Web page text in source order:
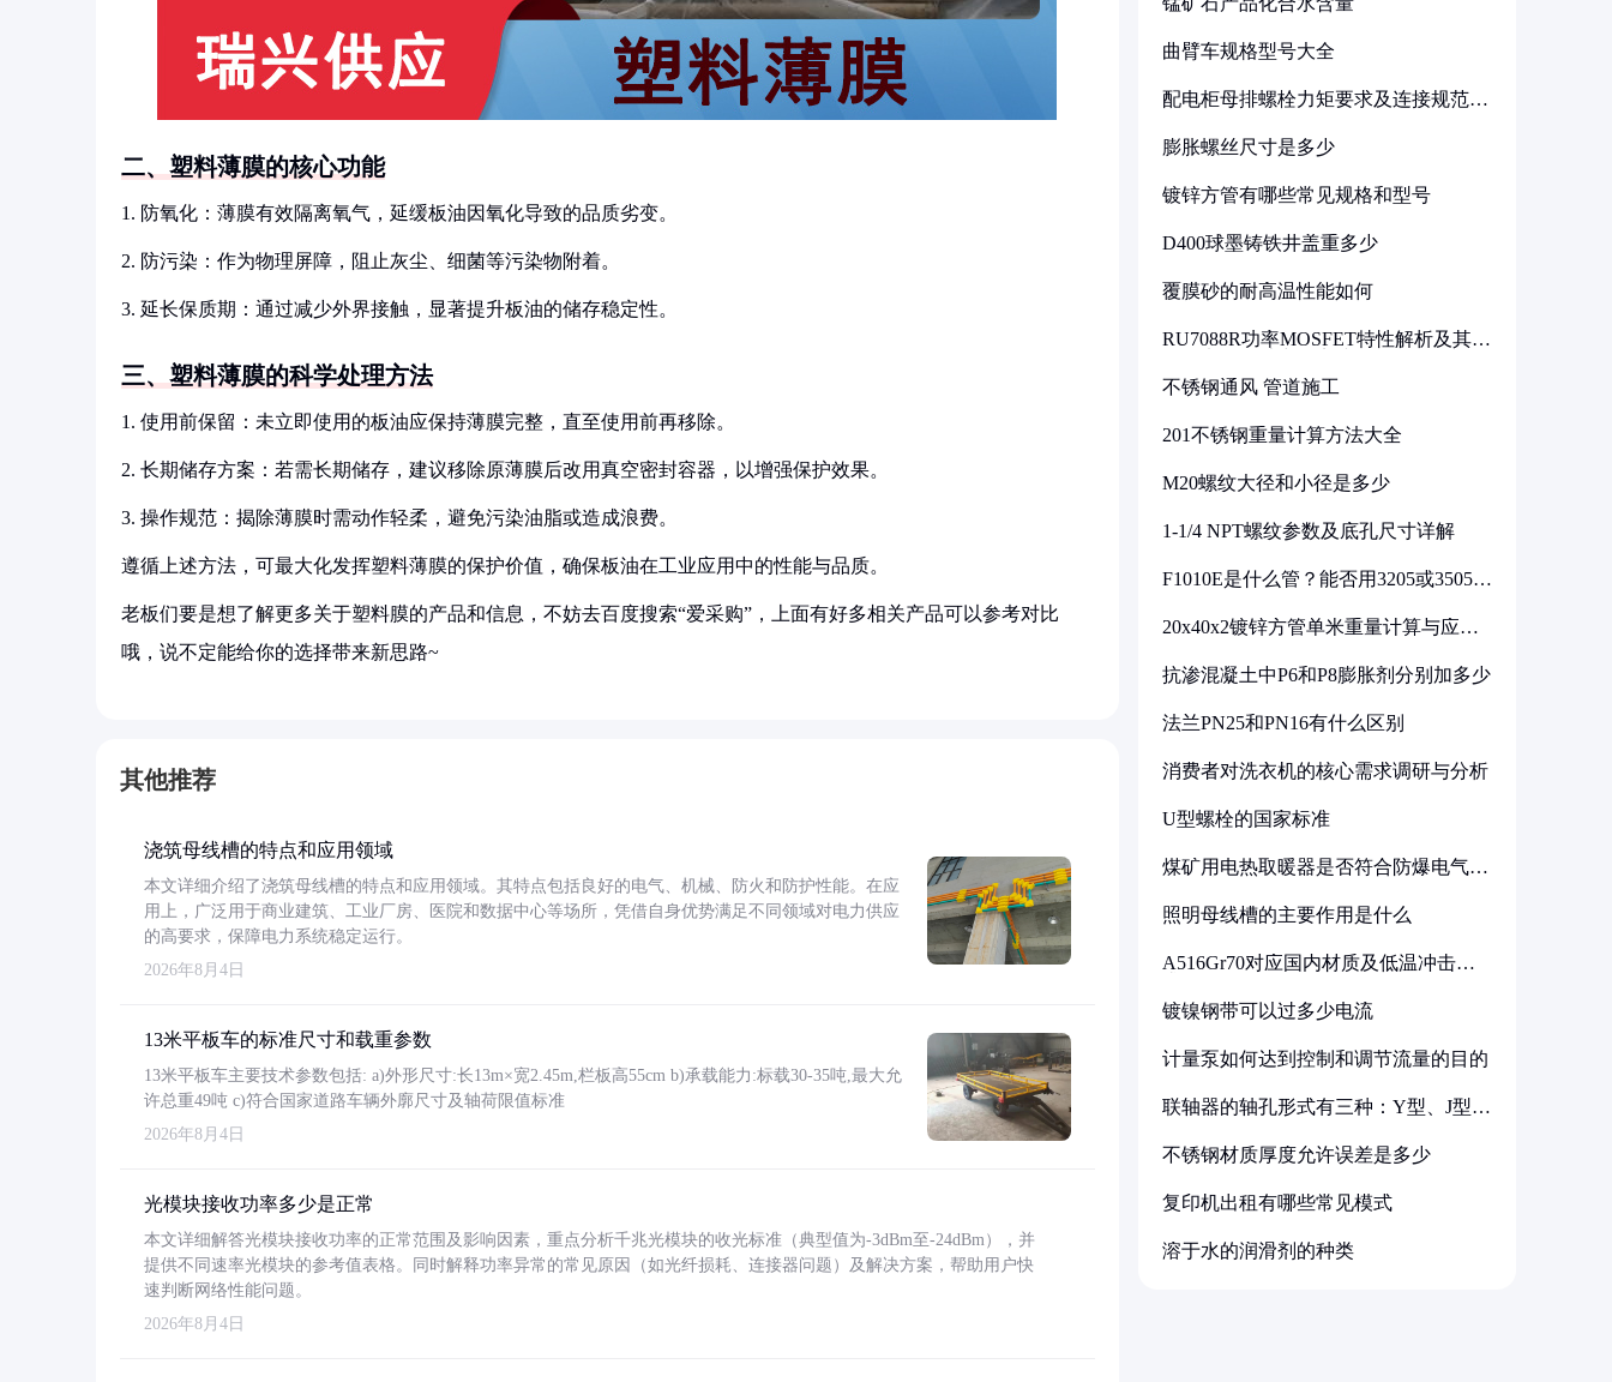
二、塑料薄膜的核心功能
1. 防氧化：薄膜有效隔离氧气，延缓板油因氧化导致的品质劣变。
2. 防污染：作为物理屏障，阻止灰尘、细菌等污染物附着。
3. 延长保质期：通过减少外界接触，显著提升板油的储存稳定性。
三、塑料薄膜的科学处理方法
1. 使用前保留：未立即使用的板油应保持薄膜完整，直至使用前再移除。
2. 长期储存方案：若需长期储存，建议移除原薄膜后改用真空密封容器，以增强保护效果。
3. 操作规范：揭除薄膜时需动作轻柔，避免污染油脂或造成浪费。
遵循上述方法，可最大化发挥塑料薄膜的保护价值，确保板油在工业应用中的性能与品质。
老板们要是想了解更多关于塑料膜的产品和信息，不妨去百度搜索“爱采购”，上面有好多相关产品可以参考对比
哦，说不定能给你的选择带来新思路~
其他推荐
浇筑母线槽的特点和应用领域
本文详细介绍了浇筑母线槽的特点和应用领域。其特点包括良好的电气、机械、防火和防护性能。在应
用上，广泛用于商业建筑、工业厂房、医院和数据中心等场所，凭借自身优势满足不同领域对电力供应
的高要求，保障电力系统稳定运行。
2026年8月4日
13米平板车的标准尺寸和载重参数
13米平板车主要技术参数包括: a)外形尺寸:长13m×宽2.45m,栏板高55cm b)承载能力:标载30-35吨,最大允
许总重49吨 c)符合国家道路车辆外廓尺寸及轴荷限值标准
2026年8月4日
光模块接收功率多少是正常
本文详细解答光模块接收功率的正常范围及影响因素，重点分析千兆光模块的收光标准（典型值为-3dBm至-24dBm），并
提供不同速率光模块的参考值表格。同时解释功率异常的常见原因（如光纤损耗、连接器问题）及解决方案，帮助用户快
速判断网络性能问题。
2026年8月4日
曲臂车规格型号大全
配电柜母排螺栓力矩要求及连接规范详
膨胀螺丝尺寸是多少
镀锌方管有哪些常见规格和型号
D400球墨铸铁井盖重多少
覆膜砂的耐高温性能如何
RU7088R功率MOSFET特性解析及其在
不锈钢通风 管道施工
201不锈钢重量计算方法大全
M20螺纹大径和小径是多少
1-1/4 NPT螺纹参数及底孔尺寸详解
F1010E是什么管？能否用3205或3505代
20x40x2镀锌方管单米重量计算与应用
抗渗混凝土中P6和P8膨胀剂分别加多少
法兰PN25和PN16有什么区别
消费者对洗衣机的核心需求调研与分析
U型螺栓的国家标准
煤矿用电热取暖器是否符合防爆电气设
照明母线槽的主要作用是什么
A516Gr70对应国内材质及低温冲击要
镀镍钢带可以过多少电流
计量泵如何达到控制和调节流量的目的
联轴器的轴孔形式有三种：Y型、J型、
不锈钢材质厚度允许误差是多少
复印机出租有哪些常见模式
溶于水的润滑剂的种类